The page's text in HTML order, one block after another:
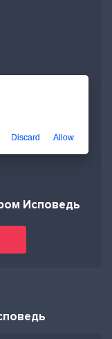
Исповедь
Discard Allow